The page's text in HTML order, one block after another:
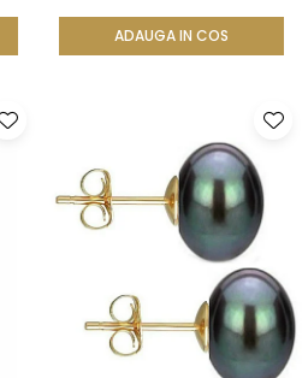
ADAUGA IN COS